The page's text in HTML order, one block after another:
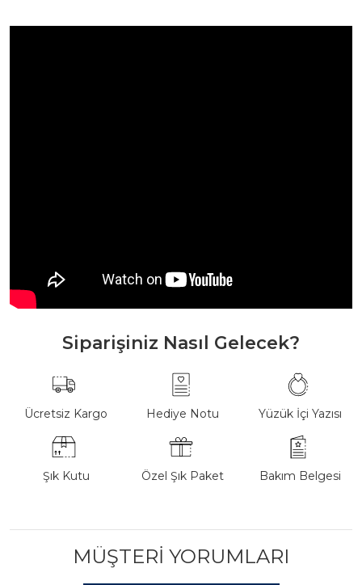
Siparişiniz Nasıl Gelecek?
Ücretsiz Kargo Hediye Notu Yüzük İçi Yazısı
Şık Kutu Özel Şık Paket Bakım Belgesi
MÜŞTERI YORUMLARI